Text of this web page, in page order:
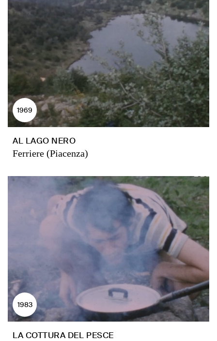
1969
AL LAGO NERO
Ferriere (Piacenza)
1983
LA COTTURA DEL PESCE